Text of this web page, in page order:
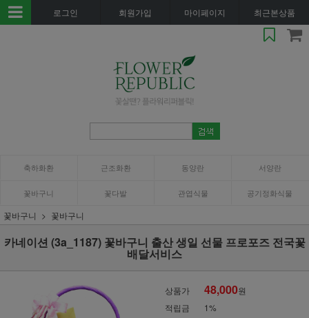
로그인 회원가입 마이페이지 최근본상품
축하화환 근조화환 동양란 서양란
꽃바구니 꽃다발 관엽식물 공기정화식물
꽃바구니 꽃바구니
카네이션 (3a_1187) 꽃바구니 출산 생일 선물 프로포즈 전국꽃
배달서비스
상품가 48,000원
적립금
1%